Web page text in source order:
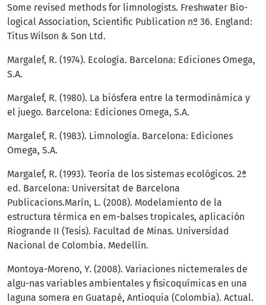
Some revised methods for limnologists. Freshwater Bio-
logical Association, Scientific Publication nº 36. England:
Titus Wilson & Son Ltd.
Margalef, R. (1974). Ecología. Barcelona: Ediciones Omega,
S.A.
Margalef, R. (1980). La biósfera entre la termodinámica y
el juego. Barcelona: Ediciones Omega, S.A.
Margalef, R. (1983). Limnología. Barcelona: Ediciones
Omega, S.A.
Margalef, R. (1993). Teoría de los sistemas ecológicos. 2ª
ed. Barcelona: Universitat de Barcelona
Publicacions.Marín, L. (2008). Modelamiento de la
estructura térmica en em-balses tropicales, aplicación
Riogrande II (Tesis). Facultad de Minas. Universidad
Nacional de Colombia. Medellín.
Montoya-Moreno, Y. (2008). Variaciones nictemerales de
algu-nas variables ambientales y fisicoquímicas en una
laguna somera en Guatapé, Antioquia (Colombia). Actual.